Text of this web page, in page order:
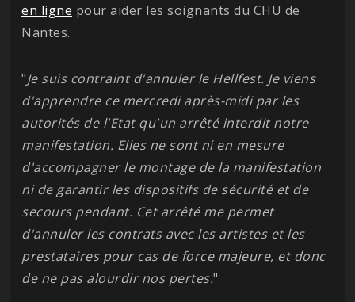
en ligne pour aider les soignants du CHU de
Nantes.
"Je suis contraint d'annuler le Hellfest. Je viens
d'apprendre ce mercredi après-midi par les
autorités de l'Etat qu'un arrêté interdit notre
manifestation. Elles ne sont ni en mesure
d'accompagner le montage de la manifestation
ni de garantir les dispositifs de sécurité et de
secours pendant. Cet arrêté me permet
d'annuler les contrats avec les artistes et les
prestataires pour cas de force majeure, et donc
de ne pas alourdir nos pertes."